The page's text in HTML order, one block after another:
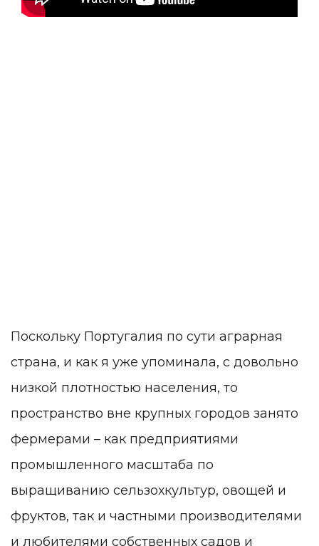
Поскольку Португалия по сути аграрная
страна, и как я уже упоминала, с довольно
низкой плотностью населения, то
пространство вне крупных городов занято
фермерами – как предприятиями
промышленного масштаба по
выращиванию сельзохкультур, овощей и
фруктов, так и частными производителями
и любителями собственных садов и